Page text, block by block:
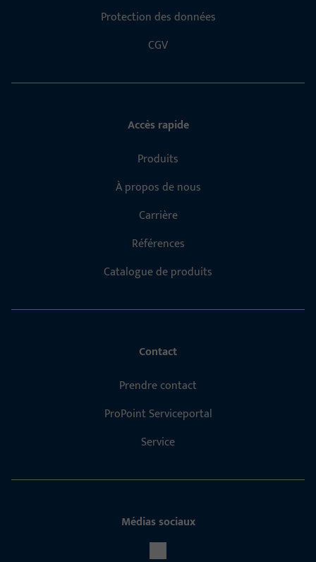
Protection des données
CGV
Accès rapide
Produits
À propos de nous
Carrière
Références
Catalogue de produits
Contact
Prendre contact
ProPoint Serviceportal
Service
Médias sociaux